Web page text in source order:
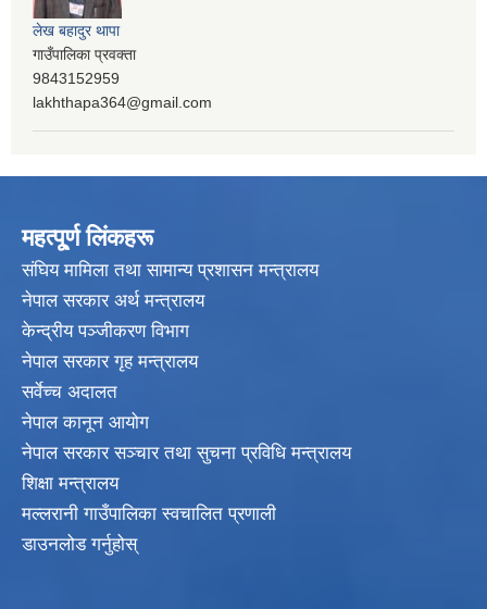
लेख बहादुर थापा
गाउँपालिका प्रवक्ता
9843152959
lakhthapa364@gmail.com
महत्पू्र्ण लिंकहरू
संघिय मामिला तथा सामान्य प्रशासन मन्त्रालय
नेपाल सरकार अर्थ मन्त्रालय
केन्द्रीय पञ्जीकरण विभाग
नेपाल सरकार गृह मन्त्रालय
सर्वेच्च अदालत
नेपाल कानून आयोग
नेपाल सरकार सञ्चार तथा सुचना प्रविधि मन्त्रालय
शिक्षा मन्त्रालय
मल्लरानी गाउँपालिका स्वचालित प्रणाली
डाउनलोड गर्नुहोस्